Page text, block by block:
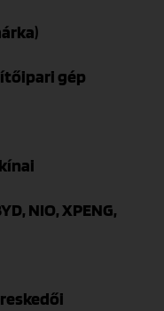
gép
NIO, XPENG,